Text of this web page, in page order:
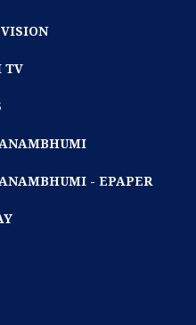
TV
- EPAPER